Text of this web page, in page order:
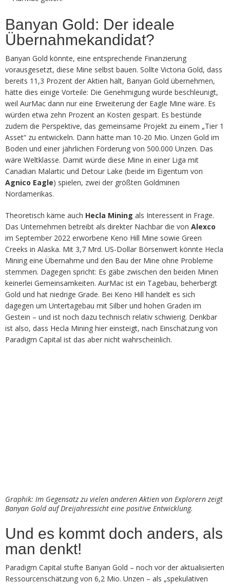
Banyan Gold: Der ideale
Übernahmekandidat?
Banyan Gold könnte, eine entsprechende Finanzierung
vorausgesetzt, diese Mine selbst bauen. Sollte Victoria Gold, dass
bereits 11,3 Prozent der Aktien hält, Banyan Gold übernehmen,
hätte dies einige Vorteile: Die Genehmigung würde beschleunigt,
weil AurMac dann nur eine Erweiterung der Eagle Mine wäre. Es
würden etwa zehn Prozent an Kosten gespart. Es bestünde
zudem die Perspektive, das gemeinsame Projekt zu einem „Tier 1
Asset“ zu entwickeln. Dann hätte man 10-20 Mio. Unzen Gold im
Boden und einer jährlichen Förderung von 500.000 Unzen. Das
wäre Weltklasse. Damit würde diese Mine in einer Liga mit
Canadian Malartic und Detour Lake (beide im Eigentum von
Agnico Eagle) spielen, zwei der größten Goldminen
Nordamerikas.
Theoretisch käme auch Hecla Mining als Interessent in Frage.
Das Unternehmen betreibt als direkter Nachbar die von Alexco
im September 2022 erworbene Keno Hill Mine sowie Green
Creeks in Alaska. Mit 3,7 Mrd. US-Dollar Börsenwert könnte Hecla
Mining eine Übernahme und den Bau der Mine ohne Probleme
stemmen. Dagegen spricht: Es gäbe zwischen den beiden Minen
keinerlei Gemeinsamkeiten. AurMac ist ein Tagebau, beherbergt
Gold und hat niedrige Grade. Bei Keno Hill handelt es sich
dagegen um Untertagebau mit Silber und hohen Graden im
Gestein – und ist noch dazu technisch relativ schwierig. Denkbar
ist also, dass Hecla Mining hier einsteigt, nach Einschätzung von
Paradigm Capital ist das aber nicht wahrscheinlich.
Graphik: Im Gegensatz zu vielen anderen Aktien von Explorern zeigt
Banyan Gold auf Dreijahressicht eine positive Entwicklung.
Und es kommt doch anders, als
man denkt!
Paradigm Capital stufte Banyan Gold – noch vor der aktualisierten
Ressourcenschätzung von 6,2 Mio. Unzen – als „spekulativen